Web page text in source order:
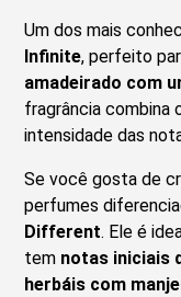
Um dos mais
Infinite, perfeito
amadeirado com
fragrância combina
intensidade das
Se você gosta de
perfumes
Different. Ele é
tem notas iniciais
herbáis com